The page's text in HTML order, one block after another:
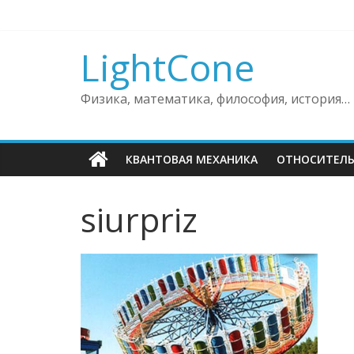
LightCone
Физика, математика, философия, история…
КВАНТОВАЯ МЕХАНИКА
siurpriz